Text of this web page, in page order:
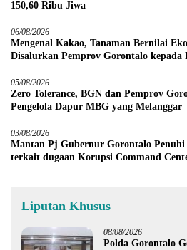
150,60 Ribu Jiwa
06/08/2026
Mengenal Kakao, Tanaman Bernilai
Disalurkan Pemprov Gorontalo kepada
05/08/2026
Zero Tolerance, BGN dan Pemprov
Pengelola Dapur MBG yang Melanggar
03/08/2026
Mantan Pj Gubernur Gorontalo Penuhi
terkait dugaan Korupsi Command
Liputan Khusus
08/08/2026
Polda Gorontalo